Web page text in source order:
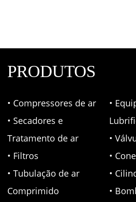
PRODUTOS
• Compressores de ar
• Secadores e
Tratamento de ar
• Filtros
• Tubulação de ar
Comprimido
•
•
•
•
•